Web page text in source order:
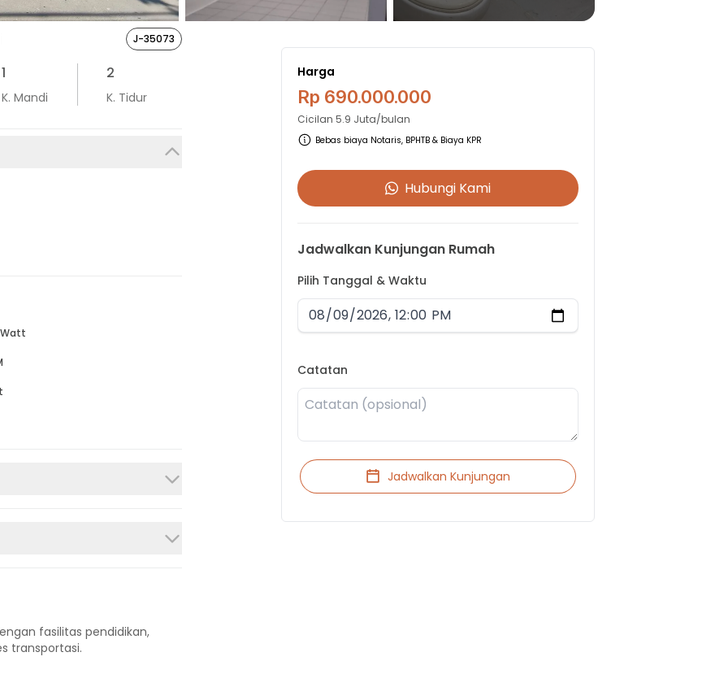
J-35073
1
K. Mandi
2
K. Tidur
Watt
fasilitas pendidikan,
transportasi.
Harga
Rp 690.000.000
Cicilan5.9 Juta/bulan
Bebas biaya Notaris, BPHTB & Biaya KPR
Hubungi Kami
Jadwalkan Kunjungan Rumah
Pilih Tanggal & Waktu
Catatan
Jadwalkan Kunjungan